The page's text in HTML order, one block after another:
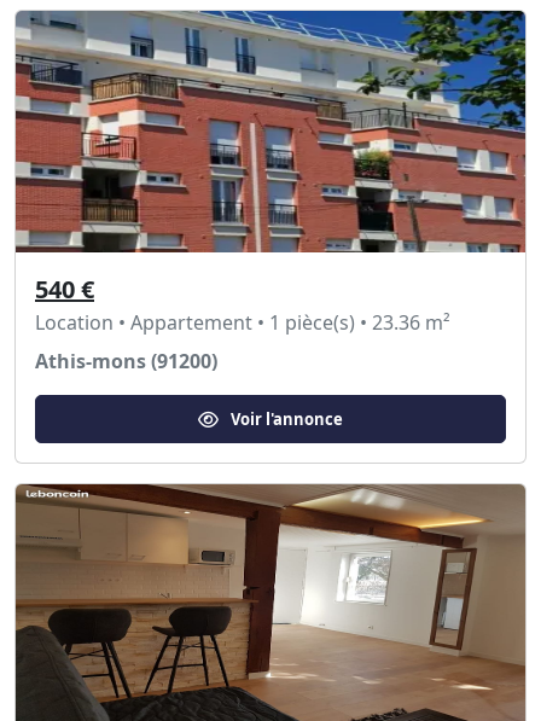
540 €
Location • Appartement • 1 pièce(s) • 23.36 m²
Athis-mons (91200)
Voir l'annonce